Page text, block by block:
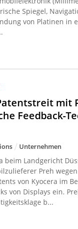
Spiegel,
von Platinen in
mit
Feedback-
Unternehmen
beim Landgericht
Preh
von Kyocera im
von Displays ein.
b...